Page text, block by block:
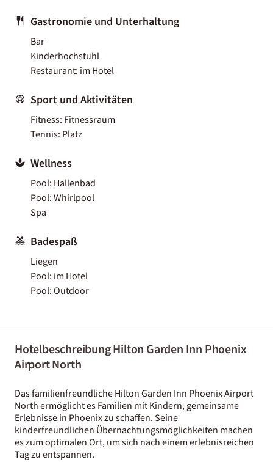
Gastronomie und Unterhaltung
Bar
Kinderhochstuhl
Restaurant: im Hotel
Sport und Aktivitäten
Fitness: Fitnessraum
Tennis: Platz
Wellness
Pool: Hallenbad
Pool: Whirlpool
Spa
Badespaß
Liegen
Pool: im Hotel
Pool: Outdoor
Hotelbeschreibung Hilton Garden Inn Phoenix
Airport North
Das familienfreundliche Hilton Garden Inn Phoenix Airport
North ermöglicht es Familien mit Kindern, gemeinsame
Erlebnisse in Phoenix zu schaffen. Seine
kinderfreundlichen Übernachtungsmöglichkeiten machen
es zum optimalen Ort, um sich nach einem erlebnisreichen
Tag zu entspannen.